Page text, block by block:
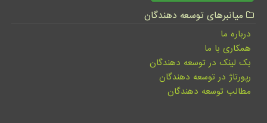
میانبرهای توسعه دهندگان
درباره ما
همکاری با ما
بک لینک در توسعه دهندگان
رپورتاژ در توسعه دهندگان
مطالب توسعه دهندگان